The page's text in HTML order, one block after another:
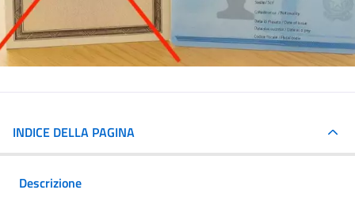
INDICE DELLA PAGINA
Descrizione